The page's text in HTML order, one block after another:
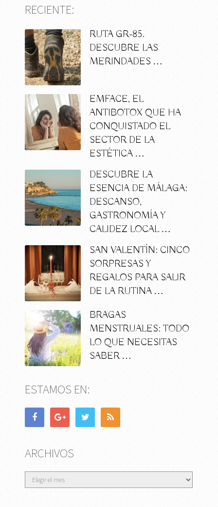
RECIENTE:
RUTA GR-85.
DESCUBRE LAS
MERINDADES …
EMFACE, EL
ANTIBOTOX QUE HA
CONQUISTADO EL
SECTOR DE LA
ESTÉTICA …
DESCUBRE LA
ESENCIA DE MÁLAGA:
DESCANSO,
GASTRONOMÍA Y
CALIDEZ LOCAL …
SAN VALENTÍN: CINCO
SORPRESAS Y
REGALOS PARA SALIR
DE LA RUTINA …
BRAGAS
MENSTRUALES: TODO
LO QUE NECESITAS
SABER …
ESTAMOS EN:
ARCHIVOS
Archivos